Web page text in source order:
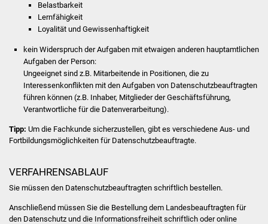
Gesundheit und Notfall
Pflege von Angehörigen
Hitzewarnung / UV-
Index
Bürgerbus (MOBS)
Abfall und Entsorgung
Belastbarkeit
Lernfähigkeit
Loyalität und Gewissenhaftigkeit
kein Widerspruch der Aufgaben mit etwaigen anderen hauptamtlichen
Aufgaben der Person:
Ungeeignet sind z.B. Mitarbeitende in Positionen, die zu
Interessenkonflikten mit den Aufgaben von Datenschutzbeauftragten
führen können (z.B. Inhaber, Mitglieder der Geschäftsführung,
Verantwortliche für die Datenverarbeitung).
Tipp: Um die Fachkunde sicherzustellen, gibt es verschiedene Aus- und
Fortbildungsmöglichkeiten für Datenschutzbeauftragte.
VERFAHRENSABLAUF
Sie müssen den Datenschutzbeauftragten schriftlich bestellen.
Anschließend müssen Sie die Bestellung dem Landesbeauftragten für
den Datenschutz und die Informationsfreiheit schriftlich oder online